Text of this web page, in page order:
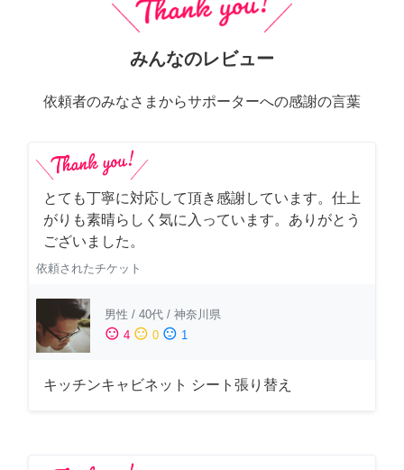
みんなのレビュー
依頼者のみなさまからサポーターへの感謝の言葉
とても丁寧に対応して頂き感謝しています。仕上
がりも素晴らしく気に入っています。ありがとう
ございました。
依頼されたチケット
男性 / 40代 / 神奈川県
sentiment_satisfied 4 sentiment_neutral 0 sentiment_dissatisfied 1
キッチンキャビネット シート張り替え